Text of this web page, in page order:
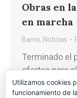
Obras en
en marcha
Barrio, Noticias
Terminado el
ofertas para
obras de la
Utilizamos cookies
funcionamiento de